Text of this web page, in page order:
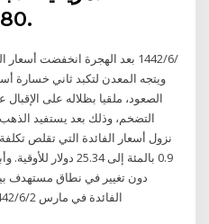
1839.80 دولار أمريكي.
ويتجه المعدن لتكبد ثاني خسارة
الصعود، ملقيا بظلاله على
التضخم، وذلك بعد يستفيد
نزول أسعار الفائدة التي تقلص
0.9 بالمئة إلى 25.34
الفائدة في مارس 2‏‏/6‏‏/1442 بعد الهجرة 2‏‏/6‏‏/1442 بعد الهجرة